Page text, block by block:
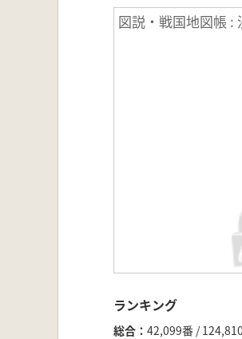
図説・戦国地図帳 :
ランキング
総合
42,099番 /